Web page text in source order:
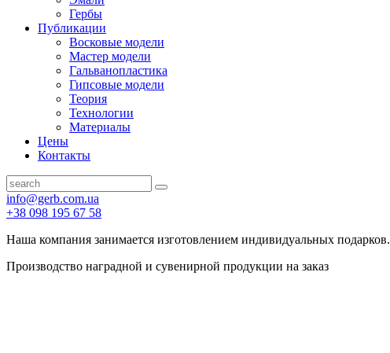
Гербы
Публикации
Восковые модели
Мастер модели
Гальванопластика
Гипсовые модели
Теория
Технологии
Материалы
Цены
Контакты
info@gerb.com.ua
+38 098 195 67 58
Наша компания занимается изготовлением индивидуальных подарков.
Производство наградной и сувенирной продукции на заказ